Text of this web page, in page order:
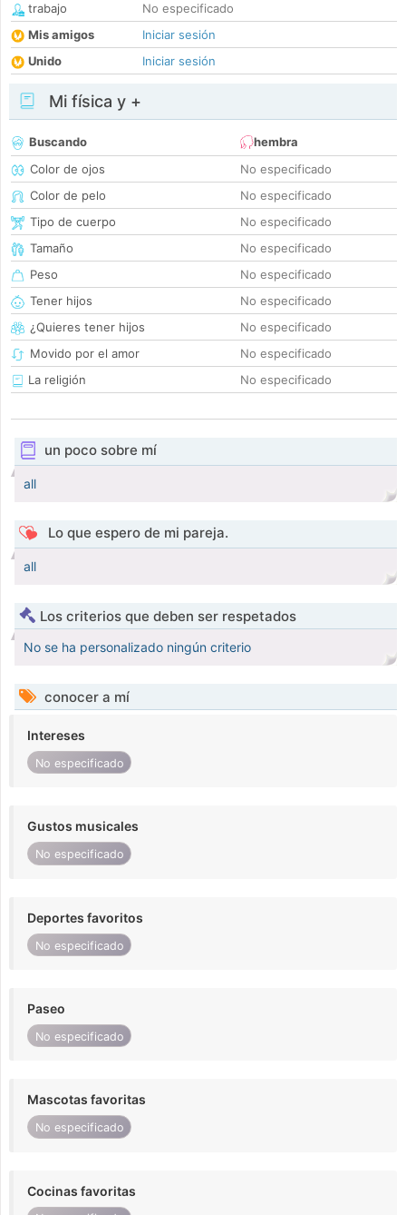
trabajo
No especificado
Mis amigos
Iniciar sesión
Unido
Iniciar sesión
Mi física y +
Buscando
hembra
Color de ojos
No especificado
Color de pelo
No especificado
Tipo de cuerpo
No especificado
Tamaño
No especificado
Peso
No especificado
Tener hijos
No especificado
¿Quieres tener hijos
No especificado
Movido por el amor
No especificado
La religión
No especificado
un poco sobre mí
all
Lo que espero de mi pareja.
all
Los criterios que deben ser respetados
No se ha personalizado ningún criterio
conocer a mí
Intereses
No especificado
Gustos musicales
No especificado
Deportes favoritos
No especificado
Paseo
No especificado
Mascotas favoritas
No especificado
Cocinas favoritas